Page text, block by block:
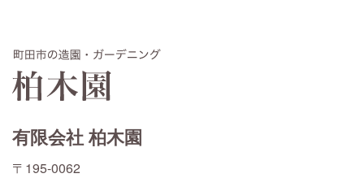
有限会社 柏木園
〒195-0062